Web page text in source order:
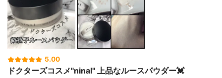
5.00
ドクターズコスメ"ninal" 上品なルースパウダー💓